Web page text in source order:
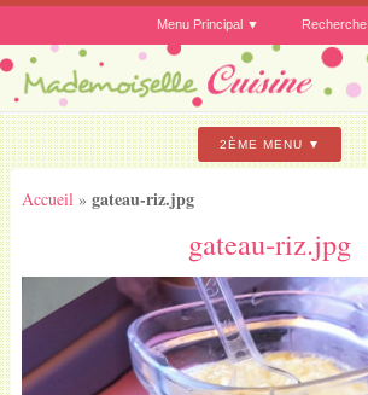
Menu Principal Recherche
2ÈME MENU
Accueil » gateau-riz.jpg
gateau-riz.jpg